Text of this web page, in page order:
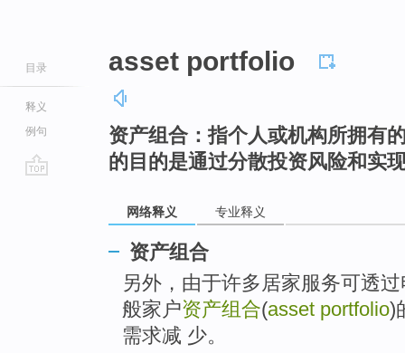
目录
释义
例句
asset portfolio
资产组合：指个人或机构所拥有
的目的是通过分散投资风险和实
网络释义 专业释义
资产组合
另外，由于许多居家服务可透
般家户资产组合(asset portfolio)
需求减 少。